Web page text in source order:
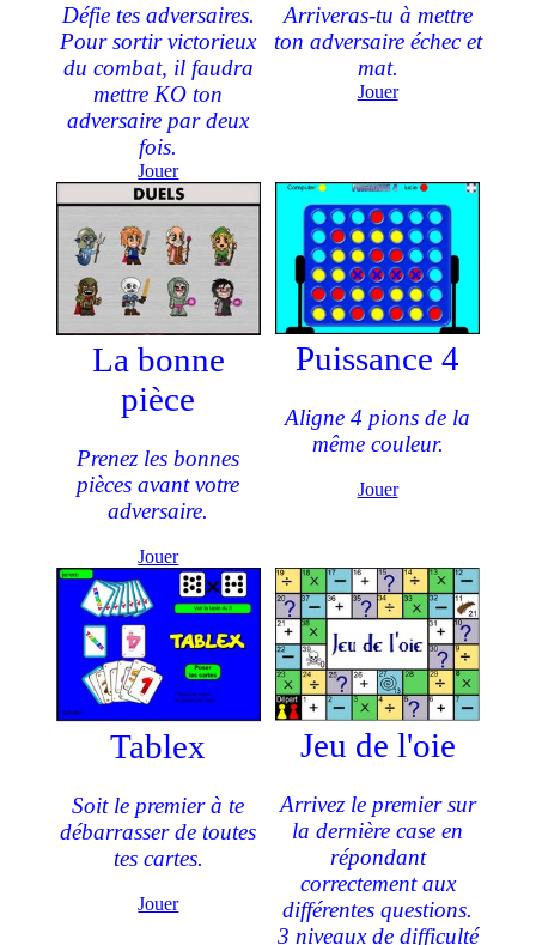
Défie tes adversaires.
Pour sortir victorieux
du combat, il faudra
mettre KO ton
adversaire par deux
fois.
Jouer
Arriveras-tu à mettre
ton adversaire échec et
mat.
Jouer
La bonne
pièce
Prenez les bonnes
pièces avant votre
adversaire.
Jouer
Puissance 4
Aligne 4 pions de la
même couleur.
Jouer
Tablex
Soit le premier à te
débarrasser de toutes
tes cartes.
Jouer
Jeu de l'oie
Arrivez le premier sur
la dernière case en
répondant
correctement aux
différentes questions.
3 niveaux de difficulté